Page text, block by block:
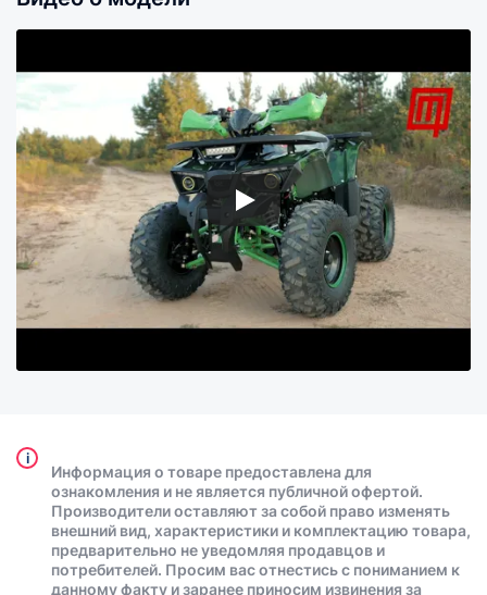
i
Информация о товаре предоставлена для
ознакомления и не является публичной офертой.
Производители оставляют за собой право изменять
внешний вид, характеристики и комплектацию товара,
предварительно не уведомляя продавцов и
потребителей. Просим вас отнестись с пониманием к
данному факту и заранее приносим извинения за